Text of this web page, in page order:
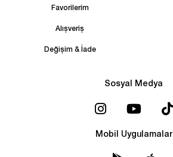
Favorilerim
Alışveriş
Değişim & İade
Sosyal Medya
Mobil Uygulamalar